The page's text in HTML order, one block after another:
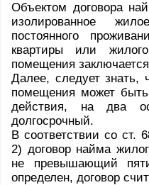
Объектом договора
изолированное
постоянного
квартиры или
помещения
Далее, следует знать,
помещения может
действия, на два
долгосрочный.
В соответствии со ст.
2) договор найма
не превышающий
определен, договор